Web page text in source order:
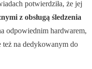
potwierdziła, że jej
z obsługą śledzenia
odpowiednim hardwarem,
na dedykowanym do